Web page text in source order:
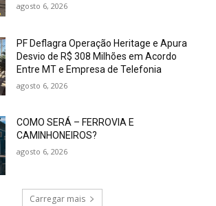
agosto 6, 2026
PF Deflagra Operação Heritage e Apura
Desvio de R$ 308 Milhões em Acordo
Entre MT e Empresa de Telefonia
agosto 6, 2026
COMO SERÁ – FERROVIA E
CAMINHONEIROS?
agosto 6, 2026
Carregar mais